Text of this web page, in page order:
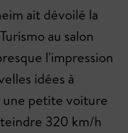
ait dévoilé la
au salon
l'impression
idées à
une petite voiture
320 km/h